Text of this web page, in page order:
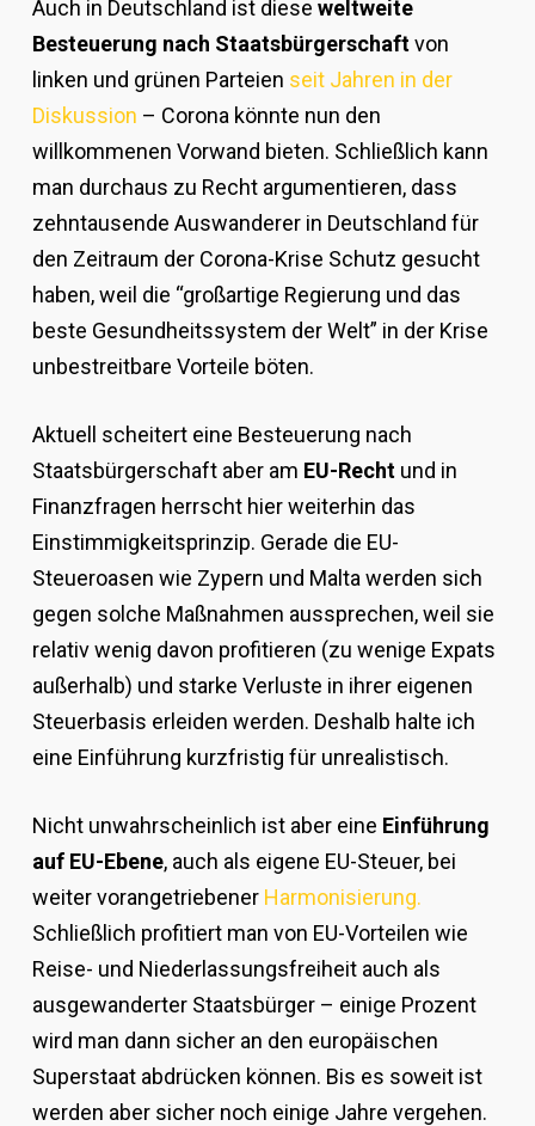
Auch in Deutschland ist diese weltweite
Besteuerung nach Staatsbürgerschaftvon
linken und grünen Parteien seit Jahren in der
Diskussion – Corona könnte nun den
willkommenen Vorwand bieten. Schließlich kann
man durchaus zu Recht argumentieren, dass
zehntausende Auswanderer in Deutschland für
den Zeitraum der Corona-Krise Schutz gesucht
haben, weil die “großartige Regierung und das
beste Gesundheitssystem der Welt” in der Krise
unbestreitbare Vorteile böten.
Aktuell scheitert eine Besteuerung nach
Staatsbürgerschaft aber am EU-Rechtund in
Finanzfragen herrscht hier weiterhin das
Einstimmigkeitsprinzip. Gerade die EU-
Steueroasen wie Zypern und Malta werden sich
gegen solche Maßnahmen aussprechen, weil sie
relativ wenig davon profitieren (zu wenige Expats
außerhalb) und starke Verluste in ihrer eigenen
Steuerbasis erleiden werden. Deshalb halte ich
eine Einführung kurzfristig für unrealistisch.
Nicht unwahrscheinlich ist aber eine Einführung
auf EU-Ebene, auch als eigene EU-Steuer, bei
weiter vorangetriebener Harmonisierung.
Schließlich profitiert man von EU-Vorteilen wie
Reise- und Niederlassungsfreiheit auch als
ausgewanderter Staatsbürger – einige Prozent
wird man dann sicher an den europäischen
Superstaat abdrücken können. Bis es soweit ist
werden aber sicher noch einige Jahre vergehen.